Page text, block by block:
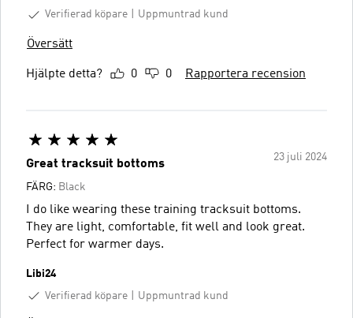
Verifierad köpare
Uppmuntrad kund
Översätt
Hjälpte detta? 0 0 Rapportera recension
23 juli 2024
Great tracksuit bottoms
FÄRG: Black
I do like wearing these training tracksuit bottoms.
They are light, comfortable, fit well and look great.
Perfect for warmer days.
Libi24
Verifierad köpare
Uppmuntrad kund